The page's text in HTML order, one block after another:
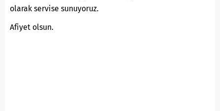
olarak servise sunuyoruz.
Afiyet olsun.